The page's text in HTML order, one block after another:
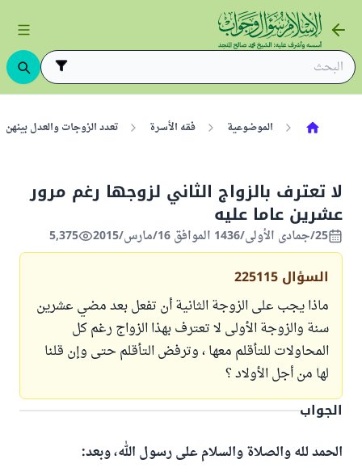
الموضوعية فقه الأسرة تعدد الزوجات والعدل بينهن
لا تعترف بالزواج الثاني لزوجها رغم مرور
عشرين عاما عليه
25/جمادى الأولى/1436 الموافق 16/مارس/2015 5,375
السؤال 225115
ماذا يجب على الزوجة الثانية أن تفعل بعد مضي عشرين
سنة والزوجة الأولى لا تعترف بهذا الزواج رغم كل
المحاولات للتأقلم معها ، وترفض التأقلم حتى وإن قلنا
لها من أجل الأولاد ؟
الجواب
الحمد لله والصلاة والسلام على رسول الله، وبعد: